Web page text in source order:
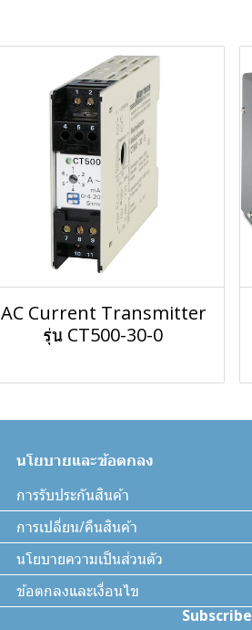
AC Current Transmitter
รุ่น CT500-30-0
นโยบายและข้อตกลง
การรับประกันสินค้า
การเปลี่ยน/คืนสินค้า
นโยบายความเป็นส่วนตัว
ข้อตกลงและเงื่อนไข
Subscribe